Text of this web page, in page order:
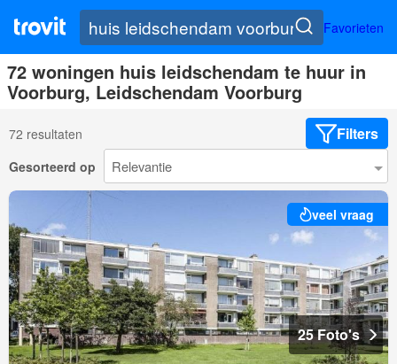
Favorieten
72 woningen huis leidschendam te huur in
Voorburg, Leidschendam Voorburg
72 resultaten Filters
Gesorteerd op
veel vraag
25 Foto's